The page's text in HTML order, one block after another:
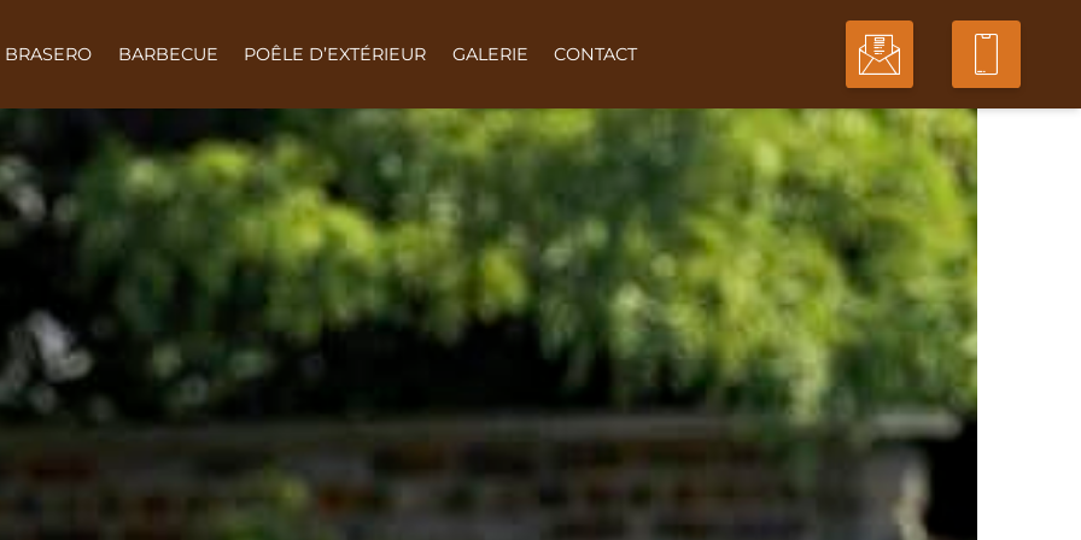
BRASERO BARBECUE POÊLE D’EXTÉRIEUR GALERIE CONTACT